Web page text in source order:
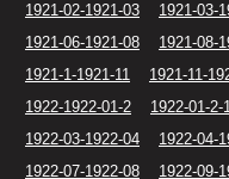
1921-02-1921-03
1921-03-
1921-06-1921-08
1921-08-
1921-1-1921-11
1921-11-
1922-1922-01-2
1922-01-2-
1922-03-1922-04
1922-04-
1922-07-1922-08
1922-09-